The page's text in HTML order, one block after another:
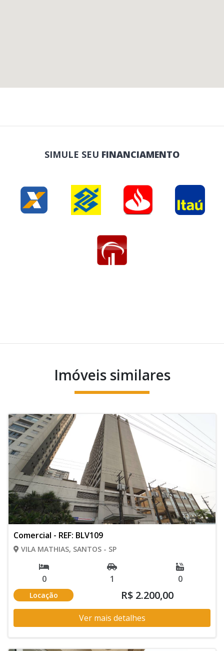
SIMULE SEU FINANCIAMENTO
Imóveis similares
Comercial - REF: BLV109
VILA MATHIAS, SANTOS - SP
0 1 0
Locação R$ 2.200,00
Ver mais detalhes